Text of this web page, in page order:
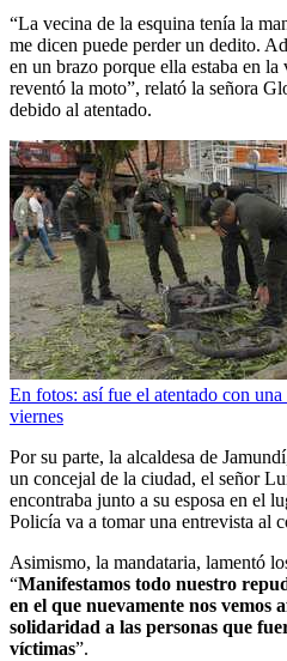
“La vecina de la esquina tenía la
me dicen puede perder un dedito.
en un brazo porque ella estaba en la
reventó la moto”, relató la señora
debido al atentado.
En fotos: así fue el atentado con
viernes
Por su parte, la alcaldesa de
un concejal de la ciudad, el señor
encontraba junto a su esposa en el
Policía va a tomar una entrevista al
Asimismo, la mandataria, lamentó
“Manifestamos todo nuestro
en el que nuevamente nos vemos
solidaridad a las personas que
víctimas”.